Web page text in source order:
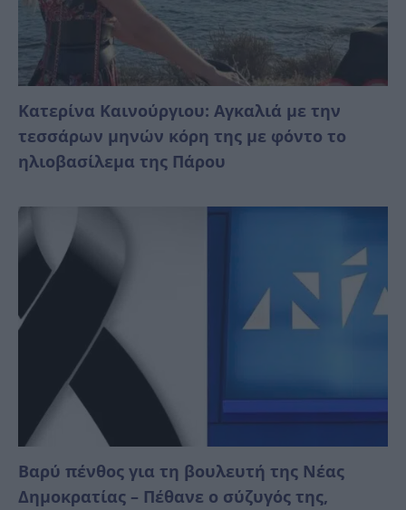
Κατερίνα Καινούργιου: Αγκαλιά με την
τεσσάρων μηνών κόρη της με φόντο το
ηλιοβασίλεμα της Πάρου
Βαρύ πένθος για τη βουλευτή της Νέας
Δημοκρατίας – Πέθανε ο σύζυγός της,